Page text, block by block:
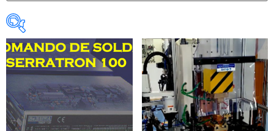
Categorias De Produto
Categorias de produto